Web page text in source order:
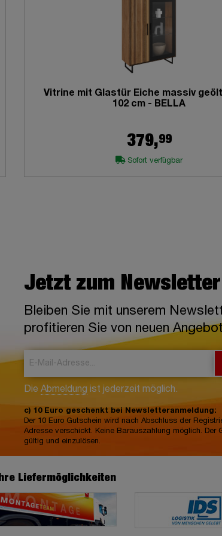
Vitrine mit Glastür Eiche massiv
102 cm - BELLA
379,99
Sofort verfügbar
Jetzt zum
Bleiben Sie mit unserem
profitieren Sie von neuen
Die Abmeldung ist jederzeit möglich.
c) 10 Euro geschenkt bei Newsletteranmeldung:
Der 10 Euro Gutschein wird nach Abschluss der
Adresse verschickt. Keine Barauszahlung möglich. Der
gültig und einzulösen.
Ihre Liefermöglichkeiten